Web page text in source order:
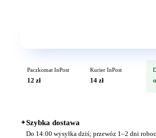
Paczkomat InPost
12 zł
Kurier InPost
14 zł
✦Szybka dostawa
Do 14:00 wysyłka dziś; przewóz 1–2 dni